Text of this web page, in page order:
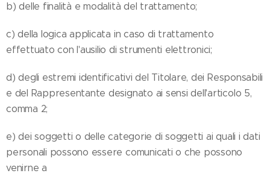
b) delle finalità e modalità del trattamento;
c) della logica applicata in caso di trattamento
effettuato con l'ausilio di strumenti elettronici;
d) degli estremi identificativi del Titolare, dei Responsabili
e del Rappresentante designato ai sensi dell'articolo 5,
comma 2;
e) dei soggetti o delle categorie di soggetti ai quali i dati
personali possono essere comunicati o che possono
venirne a